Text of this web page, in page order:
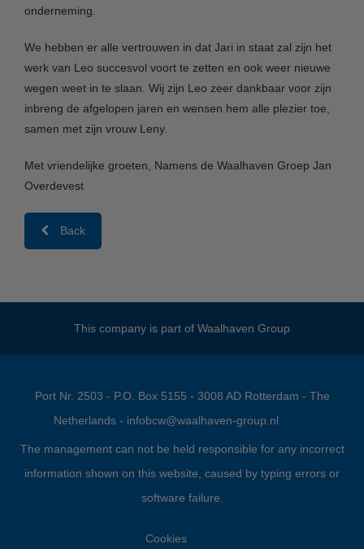
onderneming.
We hebben er alle vertrouwen in dat Jari in staat zal zijn het
werk van Leo succesvol voort te zetten en ook weer nieuwe
wegen weet in te slaan. Wij zijn Leo zeer dankbaar voor zijn
inbreng de afgelopen jaren en wensen hem alle plezier toe,
samen met zijn vrouw Leny.
Met vriendelijke groeten, Namens de Waalhaven Groep Jan
Overdevest
Back
This company is part of Waalhaven Group
Port Nr. 2503 - P.O. Box 5155 - 3008 AD Rotterdam - The
Netherlands - infobcw@waalhaven-group.nl
The management can not be held responsible for any incorrect
information shown on this website, caused by typing errors or
software failure.
Cookies